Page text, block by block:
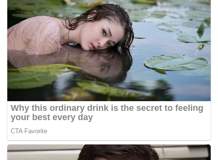
Nik Faisal Ariff Kamil juga telah mengeluarkan surat
arahan kepada AmBank bertarikh 8 Julai 2014 untuk
memindahkan RM20 juta daripada akaun AmBank 211-
202-201188-0 milik Najib.
Surat arahan itu turut mengarahkan AmBank untuk
memasukkan RM10 juta daripada RM20 juta itu ke akaun
Ambank bernombor 211-202-2011898 (AmPrivate
Banking-Y1MY).
Sekali lagi terdapat surat arahan oleh Nik Faisal bertarikh
21 Ogos 2014 untuk memindahkan RM10 juta daripada
Akaun AmBank bernombor 211-202-2011898 (AmPrivate